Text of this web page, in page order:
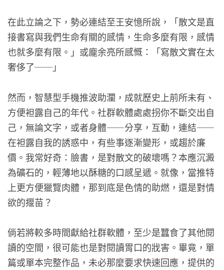
在此立論之下，勢必連結至王安憶所說，「散文是直
接書寫與我們生命有關的感情，生命多麼有限，感情
也就多麼有限。」或龐余亮所感慨：「寫散文實在太
奢侈了──」
然而，智慧型手機推波助瀾，成就歷史上前所未有、
方便袒露自己的年代。社群軟體處處拐你不斷交出自
己，無論文字，或者身體——分享，互動，連結——
在袒露自我的誘惑中，有些事逐漸變形，或趨於廉
價。我常好奇：臉書，是對散文的破壞嗎？本應沉澱
為礦石的，輕薄地以酥糖的口感呈遞。就像，當推特
上更方便獵覽肉體，那到底是色情的助燃，還是對情
欲的揠苗？
倘若將較多時間獻給社群軟體，至少是蠶食了其他閱
讀的空間，很可能也是對閱讀胃口的戕害。畢竟，單
篇或單本完整作品，未必那麼要求快速回應，提供的